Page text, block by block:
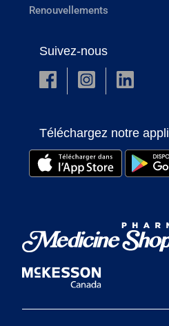
Renouvellements
Suivez-nous
Téléchargez notre appli